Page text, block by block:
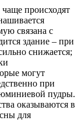
происходят
связана с
здание – при
снижается;
могут
при
пудры.
оказываются в
для